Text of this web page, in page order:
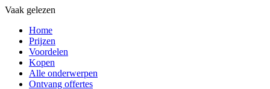
Vaak gelezen
Home
Prijzen
Voordelen
Kopen
Alle onderwerpen
Ontvang offertes